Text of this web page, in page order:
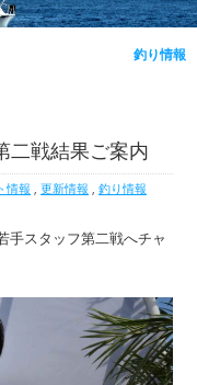
イベント情報
釣り情報
二戦結果ご案内
情報 ,更新情報 釣り情報
手スタッフ第二戦へチャ